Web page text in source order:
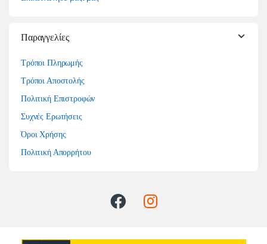
Παραγγελίες
Τρόποι Πληρωμής
Τρόποι Αποστολής
Πολιτική Επιστροφών
Συχνές Ερωτήσεις
Όροι Χρήσης
Πολιτική Απορρήτου